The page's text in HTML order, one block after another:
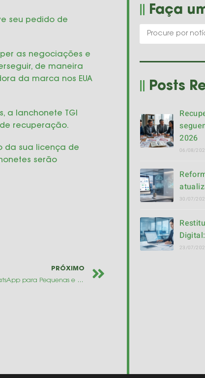
seu pedido de
as negociações e
de maneira
da marca nos EUA
a lanchonete TGI
recuperação.
da sua licença de
serão
PRÓXIMO
Sebrae introduz novos serviços via WhatsApp para Pequenas e Médias Empresas (PMEs)
Faça
Posts
2026
06/08/
30/07/
23/07/